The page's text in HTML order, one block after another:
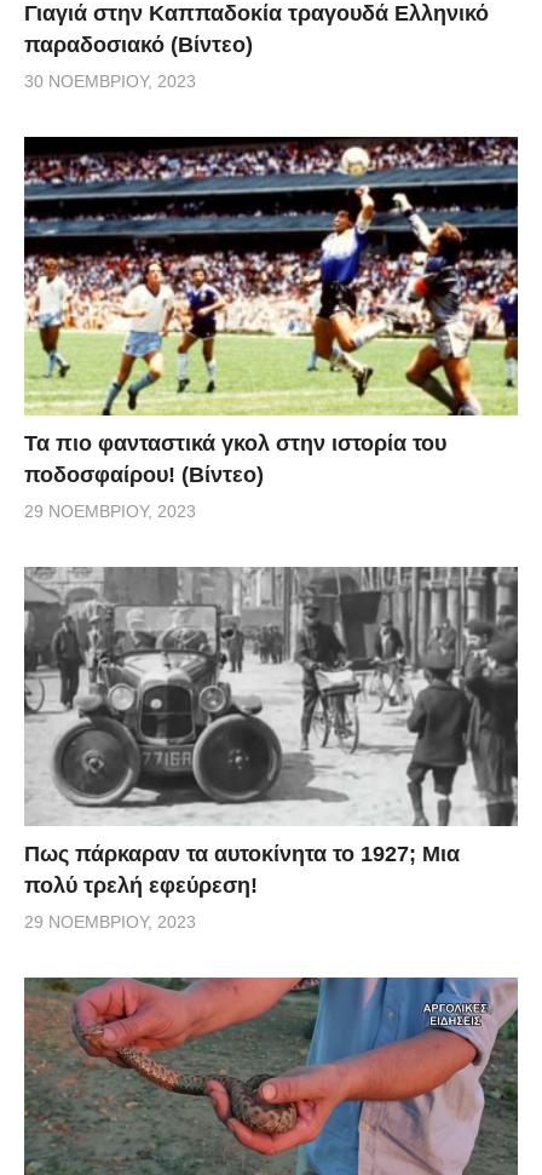
Γιαγιά στην Καππαδοκία τραγουδά Ελληνικό
παραδοσιακό (Βίντεο)
30 ΝΟΕΜΒΡΊΟΥ, 2023
Τα πιο φανταστικά γκολ στην ιστορία του
ποδοσφαίρου! (Βίντεο)
29 ΝΟΕΜΒΡΊΟΥ, 2023
Πως πάρκαραν τα αυτοκίνητα το 1927; Μια
πολύ τρελή εφεύρεση!
29 ΝΟΕΜΒΡΊΟΥ, 2023